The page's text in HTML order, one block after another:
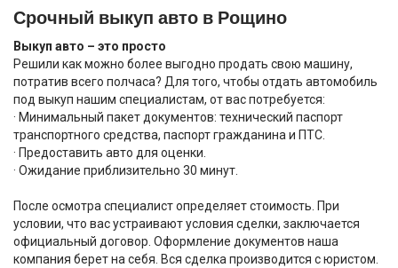
Срочный выкуп авто в Рощино
Выкуп авто – это просто
Решили как можно более выгодно продать свою машину,
потратив всего полчаса? Для того, чтобы отдать автомобиль
под выкуп нашим специалистам, от вас потребуется:
· Минимальный пакет документов: технический паспорт
транспортного средства, паспорт гражданина и ПТС.
· Предоставить авто для оценки.
· Ожидание приблизительно 30 минут.
После осмотра специалист определяет стоимость. При
условии, что вас устраивают условия сделки, заключается
официальный договор. Оформление документов наша
компания берет на себя. Вся сделка производится с юристом.